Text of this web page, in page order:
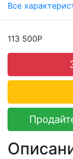
Все
113 500Р